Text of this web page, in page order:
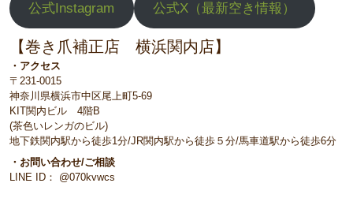
公式Instagram 公式X（最新空き情報）
【巻き爪補正店 横浜関内店】
・アクセス
〒231-0015
神奈川県横浜市中区尾上町5-69
KIT関内ビル 4階B
(茶色いレンガのビル)
地下鉄関内駅から徒歩1分/JR関内駅から徒歩５分/馬車道駅から徒歩6分
・お問い合わせ/ご相談
LINE ID： @070kvwcs